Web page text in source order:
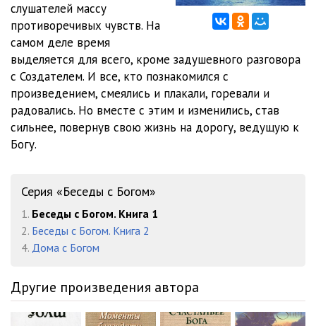
13. Я хотел бы вернуться
14. Почему я не могу
15. Как можно решить
16. Заключительная
слушателей массу
противоречивых чувств. На
самом деле время
выделяется для всего, кроме задушевного разговора
с Создателем. И все, кто познакомился с
произведением, смеялись и плакали, горевали и
радовались. Но вместе с этим и изменились, став
сильнее, повернув свою жизнь на дорогу, ведущую к
Богу.
Серия «Беседы с Богом»
1. Беседы с Богом. Книга 1
2. Беседы с Богом. Книга 2
4. Дома с Богом
Другие произведения автора